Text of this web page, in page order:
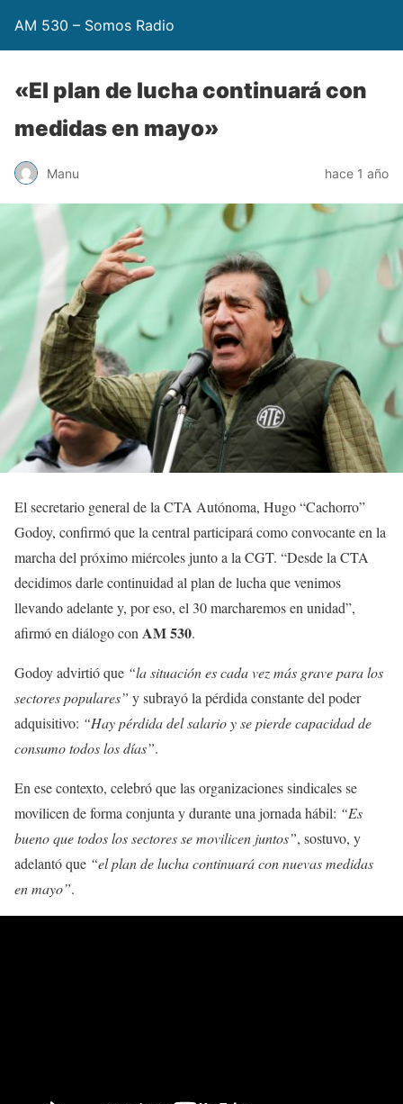
AM 530 – Somos Radio
«El plan de lucha continuará con
medidas en mayo»
Manu hace 1 año
El secretario general de la CTA Autónoma, Hugo “Cachorro”
Godoy, confirmó que la central participará como convocante en la
marcha del próximo miércoles junto a la CGT. “Desde la CTA
decidimos darle continuidad al plan de lucha que venimos
llevando adelante y, por eso, el 30 marcharemos en unidad”,
afirmó en diálogo con AM 530.
Godoy advirtió que “la situación es cada vez más grave para los
sectores populares” y subrayó la pérdida constante del poder
adquisitivo: “Hay pérdida del salario y se pierde capacidad de
consumo todos los días”.
En ese contexto, celebró que las organizaciones sindicales se
movilicen de forma conjunta y durante una jornada hábil: “Es
bueno que todos los sectores se movilicen juntos”, sostuvo, y
adelantó que “el plan de lucha continuará con nuevas medidas
en mayo”.